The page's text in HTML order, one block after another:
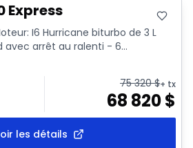
Express
I6 Hurricane biturbo de 3 L
arrêt au ralenti - 6...
75 320$+ tx
68 820$
les détails